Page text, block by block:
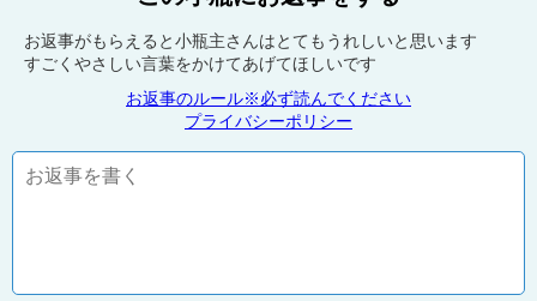
お返事がもらえると小瓶主さんはとてもうれしいと思います
すごくやさしい言葉をかけてあげてほしいです
お返事のルール※必ず読んでください
プライバシーポリシー